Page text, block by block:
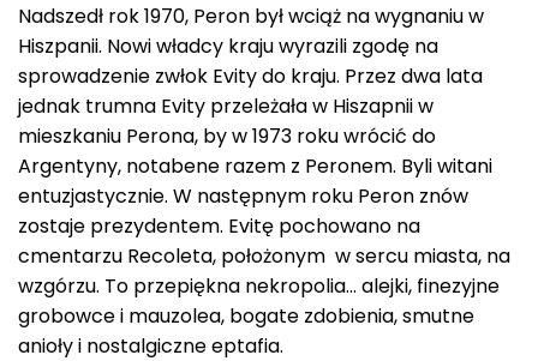
Nadszedł rok 1970, Peron był wciąż na wygnaniu w
Hiszpanii. Nowi władcy kraju wyrazili zgodę na
sprowadzenie zwłok Evity do kraju. Przez dwa lata
jednak trumna Evity przeleżała w Hiszapnii w
mieszkaniu Perona, by w 1973 roku wrócić do
Argentyny, notabene razem z Peronem. Byli witani
entuzjastycznie. W następnym roku Peron znów
zostaje prezydentem. Evitę pochowano na
cmentarzu Recoleta, położonym w sercu miasta, na
wzgórzu. To przepiękna nekropolia… alejki, finezyjne
grobowce i mauzolea, bogate zdobienia, smutne
anioły i nostalgiczne eptafia.